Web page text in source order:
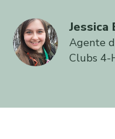
Jessica
Agente
Clubs 4-